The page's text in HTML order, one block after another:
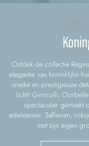
Ontdek de collectie
elegantie van koninklijke
unieke en prestigieuze
licht! Girocolli,
spectaculair
edelstenen: Saffieren,
met zijn eigen